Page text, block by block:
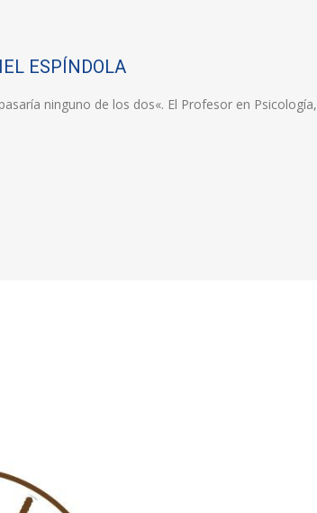
ESPÍNDOLA
ninguno de los dos«. El Profesor en Psicología,